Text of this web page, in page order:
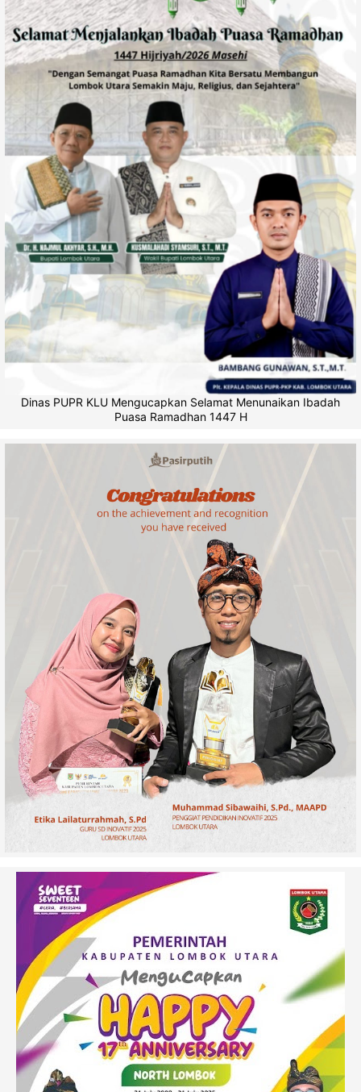
Dinas PUPR KLU Mengucapkan Selamat Menunaikan Ibadah
Puasa Ramadhan 1447 H